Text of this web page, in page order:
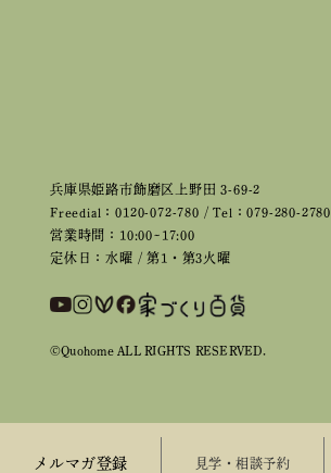
メルマガ登録 来場予約
兵庫県姫路市飾磨区上野田 3-69-2
Freedial：0120-072-780 / Tel：079-280-2780
営業時間：10:00~17:00
定休日：水曜 / 第1・第3火曜
©Quohome ALL RIGHTS RESERVED.